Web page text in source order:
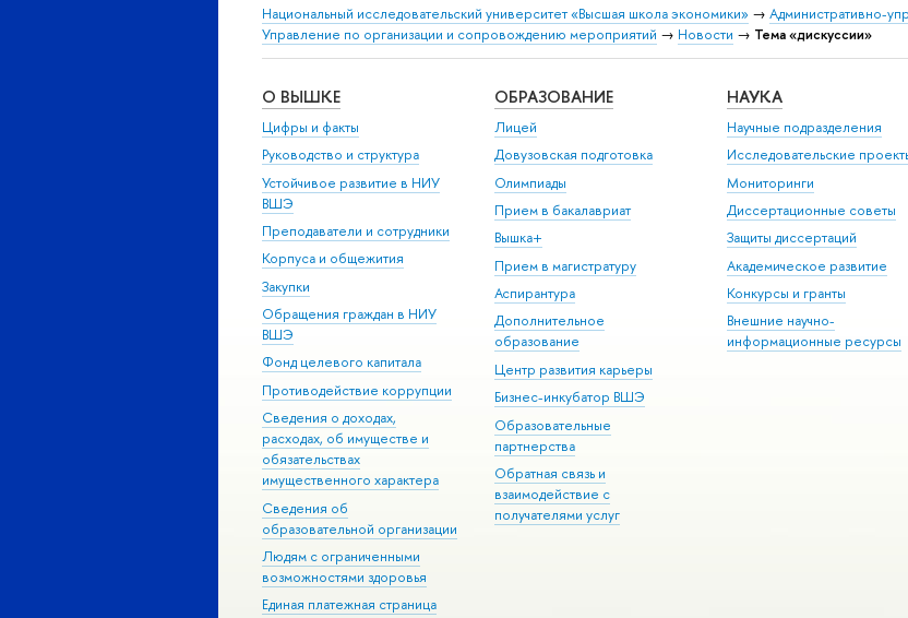
Национальный исследовательский университет «Высшая школа экономики» → Административно-
Управление по организации и сопровождению мероприятий → Новости → Тема «дискуссии»
О ВЫШКЕ
Цифры и факты
Руководство и структура
Устойчивое развитие в НИУ
ВШЭ
Преподаватели и сотрудники
Корпуса и общежития
Закупки
Обращения граждан в НИУ
ВШЭ
Фонд целевого капитала
Противодействие коррупции
Сведения о доходах,
расходах, об имуществе и
обязательствах
имущественного характера
Сведения об
образовательной организации
Людям с ограниченными
возможностями здоровья
Единая платежная страница
ОБРАЗОВАНИЕ
Лицей
Довузовская подготовка
Олимпиады
Прием в бакалавриат
Вышка+
Прием в магистратуру
Аспирантура
Дополнительное
образование
Центр развития карьеры
Бизнес-инкубатор ВШЭ
Образовательные
партнерства
Обратная связь и
взаимодействие с
получателями услуг
НАУКА
Научные подразделения
Исследовательские
Мониторинги
Диссертационные советы
Защиты диссертаций
Академическое развитие
Конкурсы и гранты
Внешние научно-
информационные ресурсы